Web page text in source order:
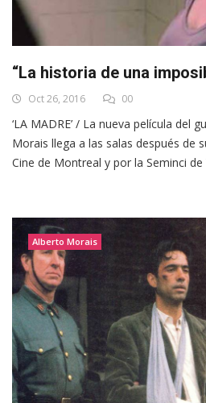
“La historia de una
Oct 26, 2016 00
‘LA MADRE’ / La nueva película del
Morais llega a las salas después de
Cine de Montreal y por la Seminci de
Alberto Morais